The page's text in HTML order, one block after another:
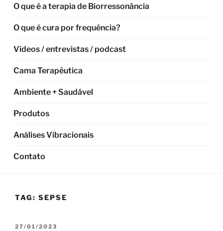
O que é a terapia de Biorressonância
O que é cura por frequência?
Vídeos / entrevistas / podcast
Cama Terapêutica
Ambiente + Saudável
Produtos
Análises Vibracionais
Contato
TAG: SEPSE
PUBLICADO
27/01/2023